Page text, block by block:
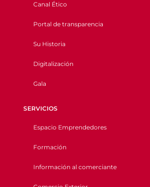
Canal Ético
Portal de transparencia
Su Historia
Digitalización
Gala
SERVICIOS
Espacio Emprendedores
Formación
Información al comerciante